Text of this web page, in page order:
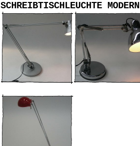
SCHREIBTISCHLEUCHTE MODERN